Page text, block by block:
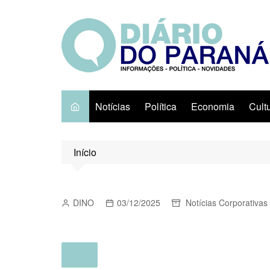
Notícias Política Economia
Início
DINO 03/12/2025 Notícias Corporativas